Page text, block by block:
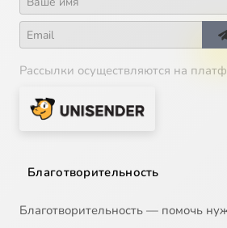
Рассылки осуществляются на
Благотворительность
Благотворительность — помочь